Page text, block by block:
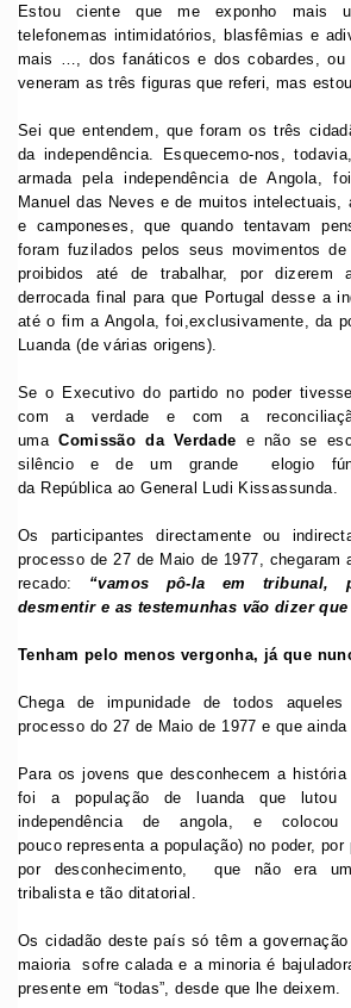
Estou ciente que me exponho mais
telefonemas intimidatórios, blasfêmias e
mais …, dos fanáticos e dos cobardes, ou
veneram as três figuras que referi, mas
Sei que entendem, que foram os três
da independência. Esquecemo-nos,
armada pela independência de Angola,
Manuel das Neves e de muitos intelectuais,
e camponeses, que quando tentavam
foram fuzilados pelos seus movimentos
proibidos até de trabalhar, por dizerem
derrocada final para que Portugal desse a
até o fim a Angola, foi,exclusivamente, da
Luanda (de várias origens).
Se o Executivo do partido no poder
com a verdade e com a
umaComissão da Verdade e não se
silêncio e de um grande elogio
da República ao General Ludi Kissassunda.
Os participantes directamente ou
processo de 27 de Maio de 1977, chegaram
recado: “vamos pô-la em tribunal,
desmentir e as testemunhas vão dizer
Tenham pelo menos vergonha, já que
Chega de impunidade de todos
processo do 27 de Maio de 1977 e que
Para os jovens que desconhecem a
foi a população de luanda que lutou
independência de angola, e
pouco representa a população) no poder, por
por desconhecimento, que não era
tribalista e tão ditatorial.
Os cidadão deste país só têm a
maioria sofre calada e a minoria é
presente em “todas”, desde que lhe deixem.